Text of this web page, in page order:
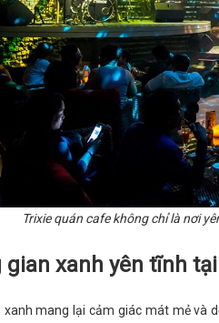
Trixie quán cafe không chỉ là nơi
gian xanh yên tĩnh
xanh mang lại cảm giác mát mẻ và